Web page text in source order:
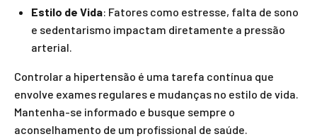
Estilo de Vida: Fatores como estresse, falta de sono
e sedentarismo impactam diretamente a pressão
arterial.
Controlar a hipertensão é uma tarefa contínua que
envolve exames regulares e mudanças no estilo de vida.
Mantenha-se informado e busque sempre o
aconselhamento de um profissional de saúde.